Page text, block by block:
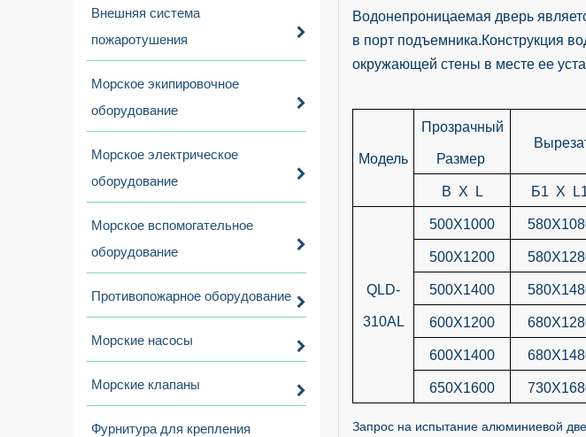
Внешняя система
пожаротушения
Морское экипировочное
оборудование
Морское электрическое
оборудование
Морское вспомогательное
оборудование
Противопожарное оборудование
Морские насосы
Морские клапаны
Фурнитура для крепления
Водонепроницаемая дверь
в порт подъемника.Конструкция
окружающей стены в месте ее
Модель
Прозрачный
Размер
B X L Б1 X
QLD-
310AL
500X1000
500X1200
500X1400
600X1200
600X1400
650X1600
Запрос на испытание алюминиевой